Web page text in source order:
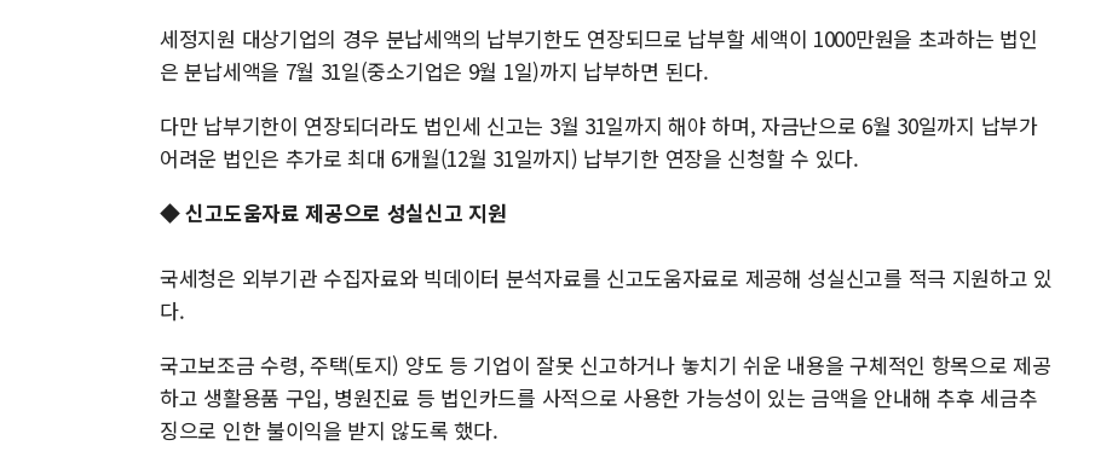
세정지원 대상기업의 경우 분납세액의 납부기한도 연장되므로 납부할 세액이 1000만원을 초과하는 법인
은 분납세액을 7월 31일(중소기업은 9월 1일)까지 납부하면 된다.
다만 납부기한이 연장되더라도 법인세 신고는 3월 31일까지 해야 하며, 자금난으로 6월 30일까지 납부가
어려운 법인은 추가로 최대 6개월(12월 31일까지) 납부기한 연장을 신청할 수 있다.
◆ 신고도움자료 제공으로 성실신고 지원
국세청은 외부기관 수집자료와 빅데이터 분석자료를 신고도움자료로 제공해 성실신고를 적극 지원하고 있
다.
국고보조금 수령, 주택(토지) 양도 등 기업이 잘못 신고하거나 놓치기 쉬운 내용을 구체적인 항목으로 제공
하고 생활용품 구입, 병원진료 등 법인카드를 사적으로 사용한 가능성이 있는 금액을 안내해 추후 세금추
징으로 인한 불이익을 받지 않도록 했다.